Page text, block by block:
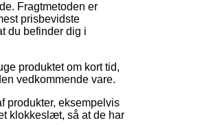
Fragtmetoden er
prisbevidste
du befinder dig i
produktet om kort tid,
vedkommende vare.
produkter, eksempelvis
klokkeslæt, så at de har